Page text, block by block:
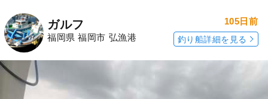
ガルフ
福岡県 福岡市 弘漁港
105日前
釣り船詳細を見る